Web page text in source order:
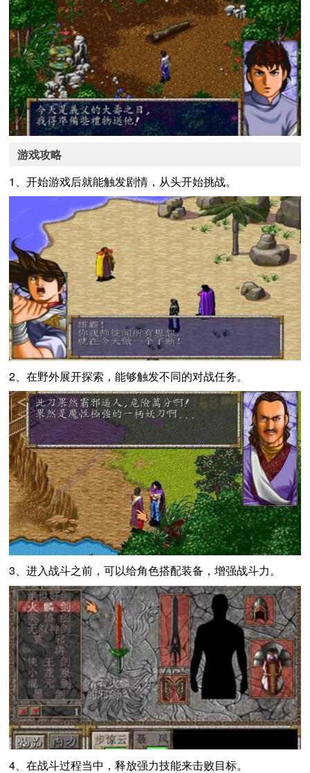
游戏攻略
1、开始游戏后就能触发剧情，从头开始挑战。
2、在野外展开探索，能够触发不同的对战任务。
3、进入战斗之前，可以给角色搭配装备，增强战斗力。
4、在战斗过程当中，释放强力技能来击败目标。